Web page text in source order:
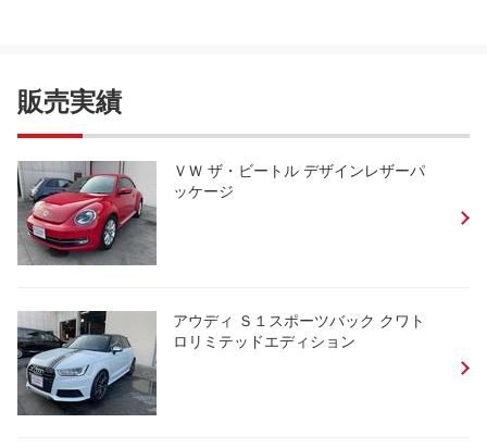
販売実績
ＶＷ ザ・ビートル デザインレザーパ
ッケージ
アウディ Ｓ１スポーツバック クワト
ロリミテッドエディション